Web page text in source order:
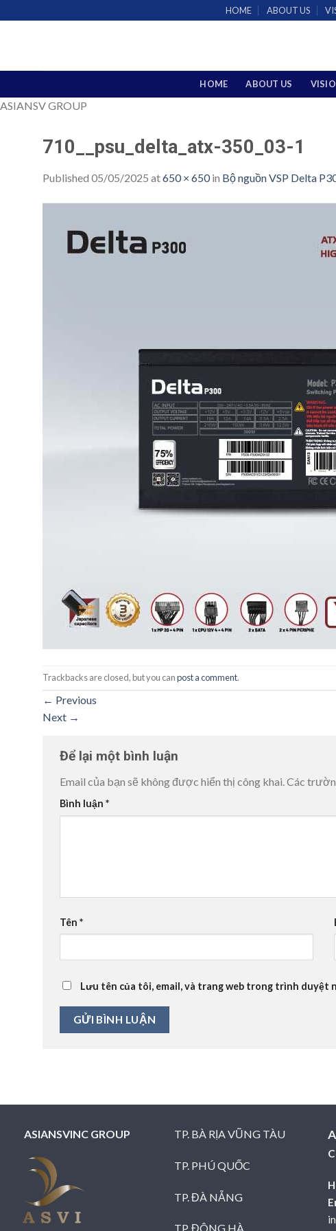
to
HOME ABOUT US
HOME ABOUT US
ASIANSV GROUP
710__psu_delta_atx-350_03-1
Published 05/05/2025 at650 × 650in Bộ nguồn VSP Delta
Trackbacks are closed, but you canpost a comment.
← Previous
Next →
Để lại một bình luận
Email của bạn sẽ không được hiển thị công khai.Các
Bình luận *
Tên *
Lưu tên của tôi, email, và trang web trong trình duyệt
ASIANSVINC GROUP TP. BÀ RỊA VŨNG TÀU
TP. PHÚ QUỐC
TP. ĐÀ NẴNG
TP. ĐÔNG HÀ